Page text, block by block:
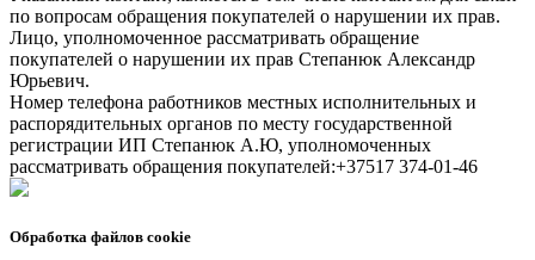
по вопросам обращения покупателей о нарушении их прав.
Лицо, уполномоченное рассматривать обращение
покупателей о нарушении их прав Степанюк Александр
Юрьевич.
Номер телефона работников местных исполнительных и
распорядительных органов по месту государственной
регистрации ИП Степанюк А.Ю, уполномоченных
рассматривать обращения покупателей:+37517 374-01-46
Обработка файлов cookie